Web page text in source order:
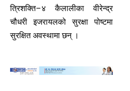
त्रिशक्ति–४ कैलालीका वीरेन्द्र
चौधरी इजरायलको सुरक्षा पोष्टमा
सुरक्षित अवस्थामा छन् ।